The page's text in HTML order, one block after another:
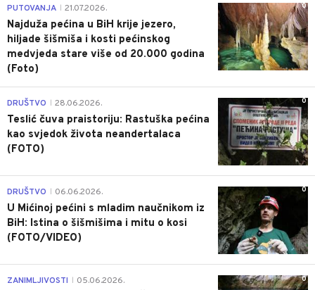
0
PUTOVANJA 21.07.2026.
Najduža pećina u BiH krije jezero,
hiljade šišmiša i kosti pećinskog
medvjeda stare više od 20.000 godina
(Foto)
0
DRUŠTVO 28.06.2026.
Teslić čuva praistoriju: Rastuška pećina
kao svjedok života neandertalaca
(FOTO)
0
DRUŠTVO 06.06.2026.
U Mićinoj pećini s mladim naučnikom iz
BiH: Istina o šišmišima i mitu o kosi
(FOTO/VIDEO)
0
ZANIMLJIVOSTI 05.06.2026.